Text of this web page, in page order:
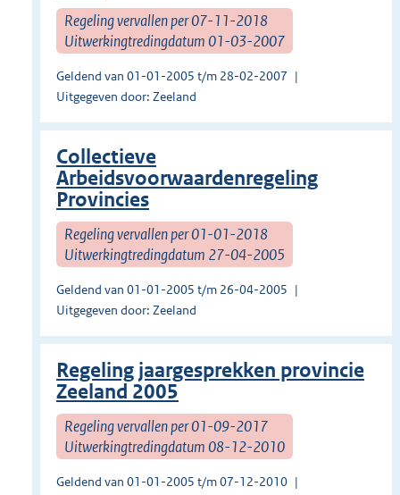
Regeling vervallen per 07-11-2018
Uitwerkingtredingdatum 01-03-2007
Geldend van 01-01-2005 t/m 28-02-2007
Uitgegeven door: Zeeland
Collectieve
Arbeidsvoorwaardenregeling
Provincies
Regeling vervallen per 01-01-2018
Uitwerkingtredingdatum 27-04-2005
Geldend van 01-01-2005 t/m 26-04-2005
Uitgegeven door: Zeeland
Regeling jaargesprekken provincie
Zeeland 2005
Regeling vervallen per 01-09-2017
Uitwerkingtredingdatum 08-12-2010
Geldend van 01-01-2005 t/m 07-12-2010